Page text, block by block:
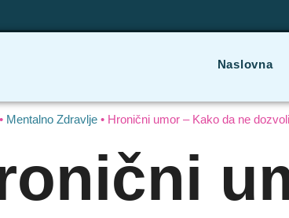
Naslovna
• Mentalno Zdravlje • Hronični umor – Kako da ne